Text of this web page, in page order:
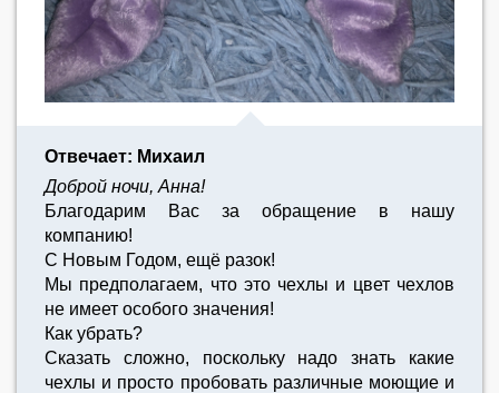
Отвечает: Михаил
Доброй ночи, Анна!
Благодарим Вас за обращение в нашу
компанию!
С Новым Годом, ещё разок!
Мы предполагаем, что это чехлы и цвет чехлов
не имеет особого значения!
Как убрать?
Сказать сложно, поскольку надо знать какие
чехлы и просто пробовать различные моющие и